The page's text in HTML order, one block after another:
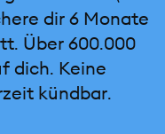
dir 6 Monate
Über 600.000
dich. Keine
kündbar.